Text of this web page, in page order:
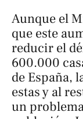
Aunque el
que este
reducir el
600.000
de España,
estas y al
un